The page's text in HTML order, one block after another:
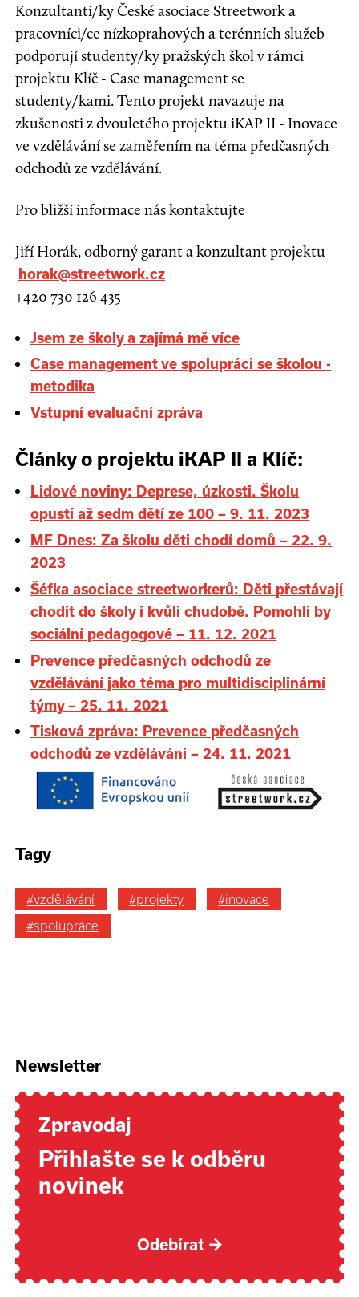
Konzultanti/ky České asociace Streetwork a
pracovníci/ce nízkoprahových a terénních služeb
podporují studenty/ky pražských škol v rámci
projektu Klíč - Case management se
studenty/kami. Tento projekt navazuje na
zkušenosti z dvouletého projektu iKAP II - Inovace
ve vzdělávání se zaměřením na téma předčasných
odchodů ze vzdělávání.
Pro bližší informace nás kontaktujte
Jiří Horák, odborný garant a konzultant projektu
horak@streetwork.cz
+420 730 126 435
Jsem ze školy a zajímá mě více
Case management ve spolupráci se školou -
metodika
Vstupní evaluační zpráva
Články o projektu iKAP II a Klíč:
Lidové noviny: Deprese, úzkosti. Školu
opustí až sedm dětí ze 100 – 9. 11. 2023
MF Dnes: Za školu děti chodí domů – 22. 9.
2023
Šéfka asociace streetworkerů: Děti přestávají
chodit do školy i kvůli chudobě. Pomohli by
sociální pedagogové – 11. 12. 2021
Prevence předčasných odchodů ze
vzdělávání jako téma pro multidisciplinární
týmy – 25. 11. 2021
Tisková zpráva: Prevence předčasných
odchodů ze vzdělávání – 24. 11. 2021
Tagy
#vzdělávání #projekty
#inovace
#spolupráce
Newsletter
Zpravodaj
Přihlašte se k odběru
novinek
Odebírat →